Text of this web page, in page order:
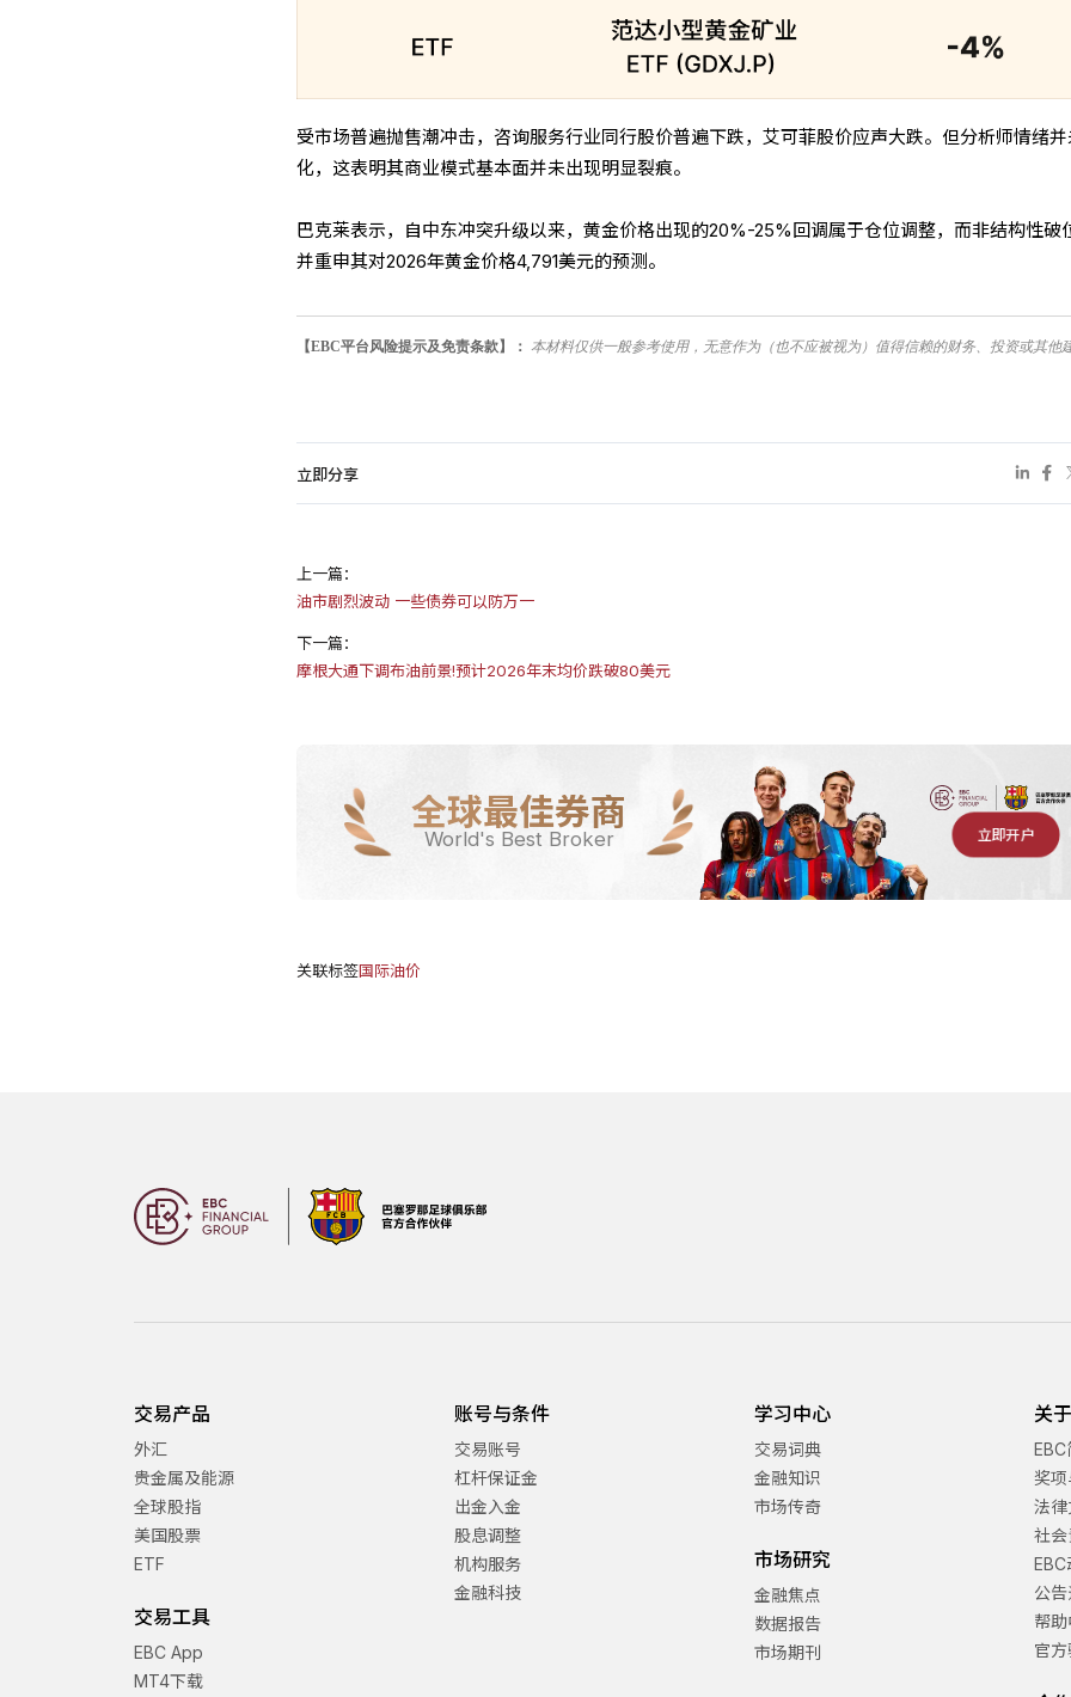
受市场普遍抛售潮冲击，咨询服务行业同行股价普遍下跌，艾可菲股价应声大跌。但分析师情绪并
化，这表明其商业模式基本面并未出现明显裂痕。
巴克莱表示，自中东冲突升级以来，黄金价格出现的20%-25%回调属于仓位调整，而非结构性破
并重申其对2026年黄金价格4,791美元的预测。
【EBC平台风险提示及免责条款】： 本材料仅供一般参考使用，无意作为（也不应被视为）值得信赖的财务、投资或其他建
立即分享
上一篇：
油市剧烈波动 一些债券可以防万一
下一篇：
摩根大通下调布油前景!预计2026年末均价跌破80美元
全球最佳券商
World's Best Broker 立即开户
关联标签国际油价
交易产品
外汇
贵金属及能源
全球股指
美国股票
ETF
交易工具
EBC App
MT4下载
账号与条件
交易账号
杠杆保证金
出金入金
股息调整
机构服务
金融科技
学习中心
交易词典
金融知识
市场传奇
市场研究
金融焦点
数据报告
市场期刊
关
奖
法律
社
公
帮
官